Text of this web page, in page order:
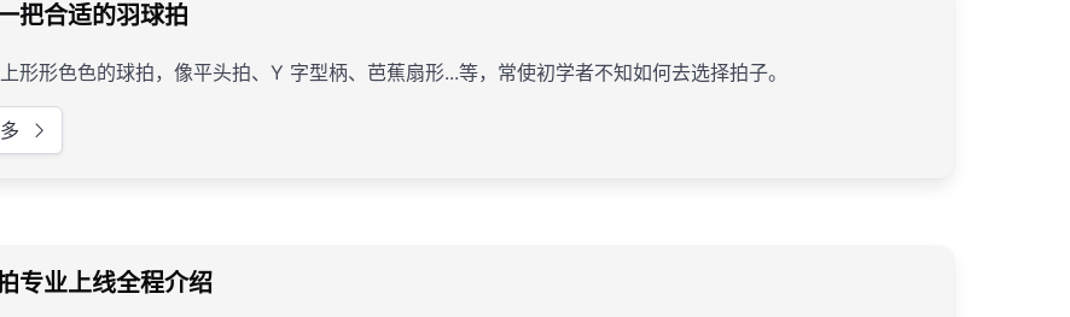
把合适的羽球拍
形形色色的球拍，像平头拍、Y 字型柄、芭蕉扇形...等，常使初学者不知如何去选择拍子。
专业上线全程介绍